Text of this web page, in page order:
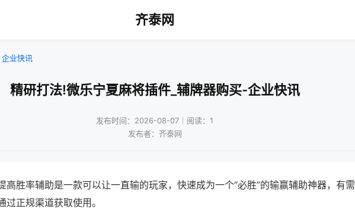
齐泰网
企业快讯
精研打法!微乐宁夏麻将插件_辅牌器购买-企业快讯
发布时间：2026-08-07｜阅读：1
发布者：齐泰网
高胜率辅助是一款可以让一直输的玩家，快速成为一个“必胜”的输赢辅助神器，有需
过正规渠道获取使用。